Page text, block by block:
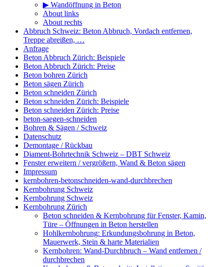
▶ Wandöffnung in Beton
About links
About rechts
Abbruch Schweiz: Beton Abbruch, Vordach entfernen,
Treppe abreißen, …
Anfrage
Beton Abbruch Zürich: Beispiele
Beton Abbruch Zürich: Preise
Beton bohren Zürich
Beton sägen Zürich
Beton schneiden Zürich
Beton schneiden Zürich: Beispiele
Beton schneiden Zürich: Preise
beton-saegen-schneiden
Bohren & Sägen / Schweiz
Datenschutz
Demontage / Rückbau
Diament-Bohrtechnik Schweiz – DBT Schweiz
Fenster erweitern / vergrößern, Wand & Beton sägen
Impressum
kernbohren-betonschneiden-wand-durchbrechen
Kernbohrung Schweiz
Kernbohrung Schweiz
Kernbohrung Zürich
Beton schneiden & Kernbohrung für Fenster, Kamin,
Türe – Öffnungen in Beton herstellen
Hohlkernbohrung: Erkundungsbohrung in Beton,
Mauerwerk, Stein & harte Materialien
Kernbohren: Wand-Durchbruch – Wand entfernen /
durchbrechen